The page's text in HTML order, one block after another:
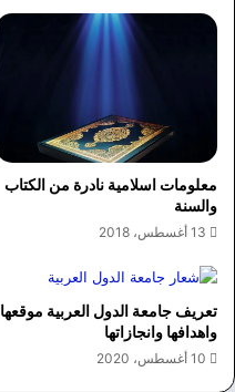
معلومات اسلامية نادرة من الكتاب
والسنة
13 أغسطس، 2018
تعريف جامعة الدول العربية موقعها
واهدافها وانجازاتها
10 أغسطس، 2020